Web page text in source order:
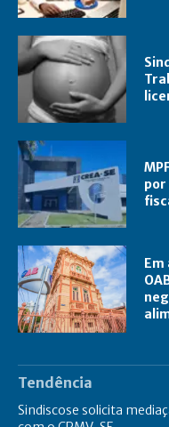
por
Tendência
Sindiscose solicita